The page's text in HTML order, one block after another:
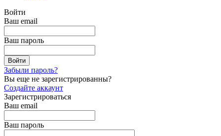
Войти
Ваш email
Ваш пароль
Забыли пароль?
Вы еще не зарегистрированны?
Создайте аккаунт
Зарегистрироваться
Ваш email
Ваш пароль